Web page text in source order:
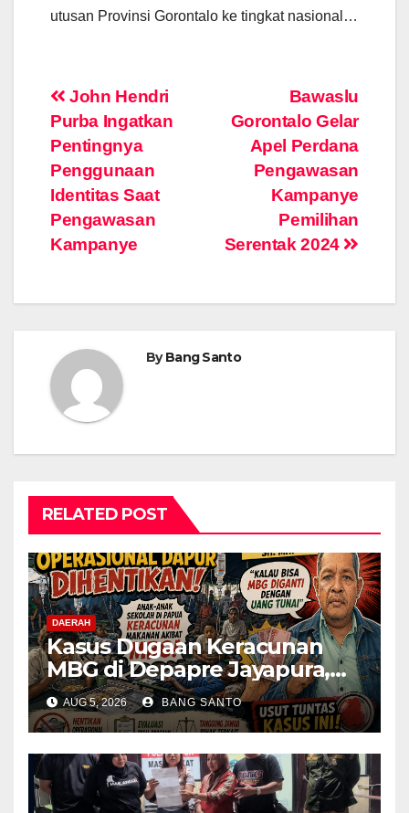
utusan Provinsi Gorontalo ke tingkat nasional…
Post
navigation
Bawaslu
Gorontalo Gelar
Apel Perdana
Pengawasan
Kampanye
Pemilihan
Serentak 2024
John Hendri
Purba Ingatkan
Pentingnya
Penggunaan
Identitas Saat
Pengawasan
Kampanye
ByBang Santo
RELATED POST
DAERAH
Kasus Dugaan Keracunan
MBG di Depapre Jayapura,
Aktivis Papua Minta
Operasional Dapur
Dihentikan & Evaluasi
Menyeluruh
AUG 5, 2026 BANG SANTO